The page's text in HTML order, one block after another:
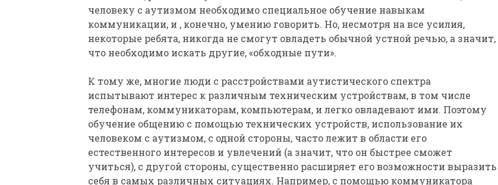
человеку с аутизмом необходимо специальное обучение навыкам
коммуникации, и , конечно, умению говорить. Но, несмотря на все усилия,
некоторые ребята, никогда не смогут овладеть обычной устной речью, а значит,
что необходимо искать другие, «обходные пути».
К тому же, многие люди с расстройствами аутистического спектра
испытывают интерес к различным техническим устройствам, в том числе
телефонам, коммуникаторам, компьютерам, и легко овладевают ими. Поэтому
обучение общению с помощью технических устройств, использование их
человеком с аутизмом, с одной стороны, часто лежит в области его
естественного интересов и увлечений (а значит, что он быстрее сможет
учиться), с другой стороны, существенно расширяет его возможности выразить
себя в самых различных ситуациях. Например, с помощью коммуникатора